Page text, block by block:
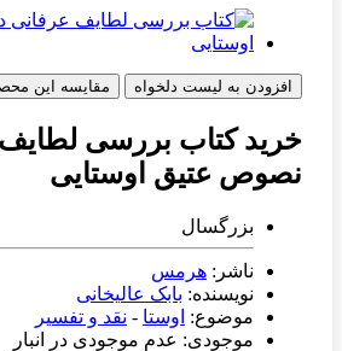
افزودن به لیست دلخواه مقایسه این
خرید کتاب بررسی لطایف
نصوص عتیق اوستایی
بزرگسال
ناشر: هرمس
نویسنده: بابک عالیخانی
موضوع: اوستا - نقد و تفسیر
موجودی: عدم موجودی در انبار